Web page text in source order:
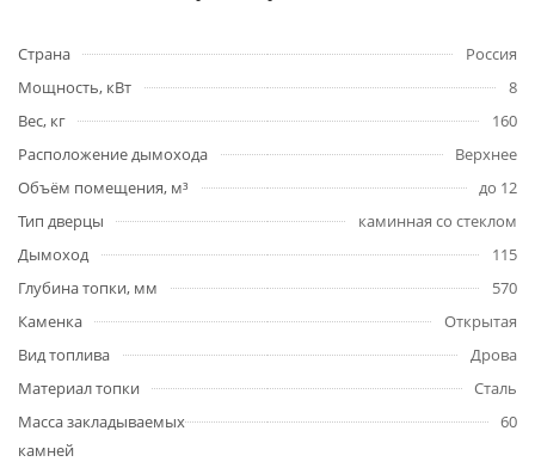
Страна
Россия
Мощность, кВт
8
Вес, кг
160
Расположение дымохода
Верхнее
Объём помещения, м³
до 12
Тип дверцы
каминная со стеклом
Дымоход
115
Глубина топки, мм
570
Каменка
Открытая
Вид топлива
Дрова
Материал топки
Сталь
Масса закладываемых
камней
60